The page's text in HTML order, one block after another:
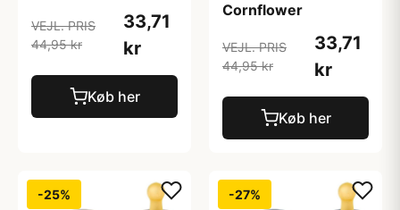
VEJL. PRIS
44,95 kr
33,71
kr
Køb her
Cornflower
VEJL. PRIS
44,95 kr
33,71
kr
Køb her
-25% -27%